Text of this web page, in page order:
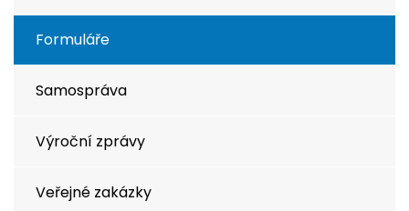
Formuláře
Samospráva
Výroční zprávy
Veřejné zakázky